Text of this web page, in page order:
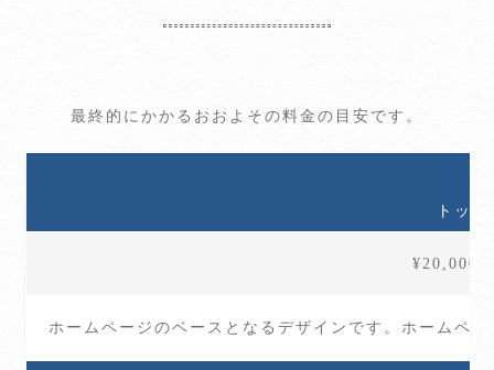
最終的にかかるおおよその料金の目安です。
トッ
¥20,000
ホームページのベースとなるデザインです。ホームペ